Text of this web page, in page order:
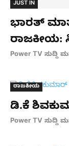
JUST IN
ಭಾರತ್​​
ರಾಜಕೀಯ:
Power TV ಸುದ್ದಿ
ರಾಜಕೀಯ
ಡಿ.ಕೆ
Power TV ಸುದ್ದಿ